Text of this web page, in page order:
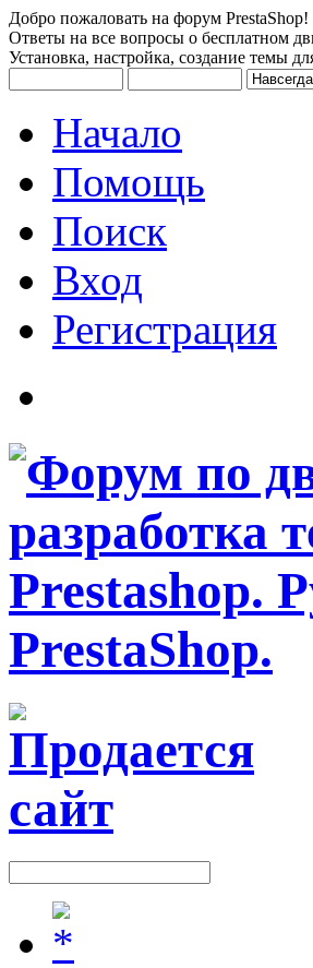
Добро пожаловать на форум PrestaShop!
Ответы на все вопросы о бесплатном
Установка, настройка, создание темы
Начало
Помощь
Поиск
Вход
Регистрация